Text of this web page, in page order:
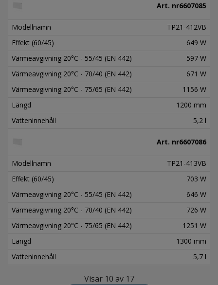
Art. nr6607085
Modellnamn
TP21-412VB
Effekt (60/45)
649 W
Värmeavgivning 20°C - 55/45 (EN 442)
597 W
Värmeavgivning 20°C - 70/40 (EN 442)
671 W
Värmeavgivning 20°C - 75/65 (EN 442)
1156 W
Längd
1200 mm
Vatteninnehåll
5,2 l
Art. nr6607086
Modellnamn
TP21-413VB
Effekt (60/45)
703 W
Värmeavgivning 20°C - 55/45 (EN 442)
646 W
Värmeavgivning 20°C - 70/40 (EN 442)
726 W
Värmeavgivning 20°C - 75/65 (EN 442)
1251 W
Längd
1300 mm
Vatteninnehåll
5,7 l
Visar 10 av 17